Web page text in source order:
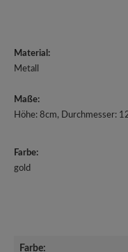
Material:
Metall
Maße:
Höhe: 8cm, Durchmesser:
Farbe:
gold
Farbe: